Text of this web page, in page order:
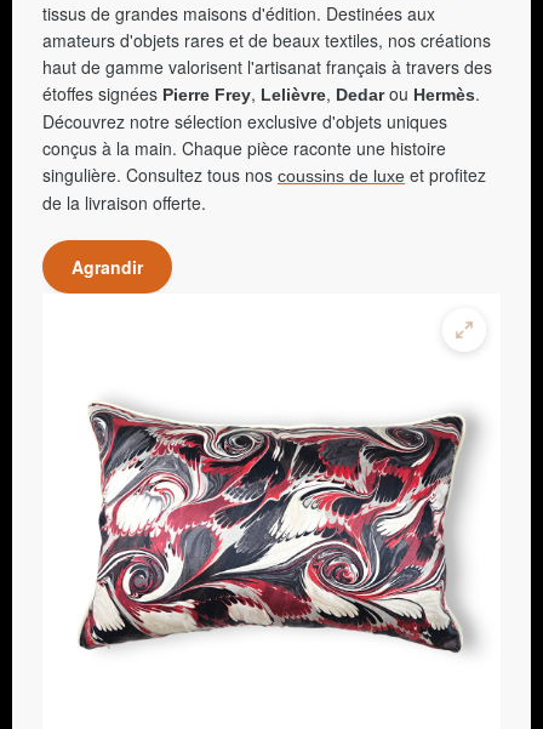
tissus de grandes maisons d'édition. Destinées aux
amateurs d'objets rares et de beaux textiles, nos créations
haut de gamme valorisent l'artisanat français à travers des
étoffes signées Pierre Frey, Lelièvre, Dedarou Hermès.
Découvrez notre sélection exclusive d'objets uniques
conçus à la main. Chaque pièce raconte une histoire
singulière. Consultez tous nos coussins de luxe et profitez
de la livraison offerte.
Agrandir